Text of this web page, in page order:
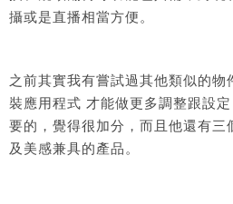
攝或是直播相當方便。
之前其實我有嘗試過其他類似的物
裝應用程式 才能做更多調整跟設
要的，覺得很加分，而且他還有三
及美感兼具的產品。